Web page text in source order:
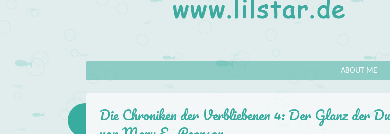
About
Menu ABOUT ME
Die Chroniken der Verbliebenen 4: Der Glanz der